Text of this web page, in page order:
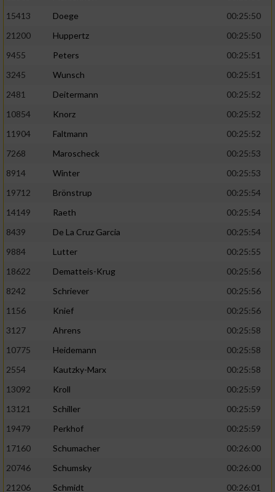
15413
Doege
00:25:50
21200
Huppertz
00:25:50
9455
Peters
00:25:51
3245
Wunsch
00:25:51
2481
Deitermann
00:25:52
10854
Knorz
00:25:52
11904
Faltmann
00:25:52
7268
Maroscheck
00:25:53
8914
Winter
00:25:53
19712
Brönstrup
00:25:54
14149
Raeth
00:25:54
8439
De La Cruz Garcia
00:25:54
9884
Lutter
00:25:55
18622
Dematteis-Krug
00:25:56
8242
Schriever
00:25:56
1156
Knief
00:25:56
3127
Ahrens
00:25:58
10775
Heidemann
00:25:58
2554
Kautzky-Marx
00:25:58
13092
Kroll
00:25:59
13121
Schiller
00:25:59
19479
Perkhof
00:25:59
17160
Schumacher
00:26:00
20746
Schumsky
00:26:00
21206
Schmidt
00:26:01
Speichern von oder Zugriff auf Informationen
auf einem Endgerät
von Werbeanzeigen
Werbung
personalisierter Werbung
von Inhalten
personalisierter Inhalte
Analyse von Zielgruppen durch Statistiken
verschiedenen Quellen
Verwendung reduzierter Daten zur Auswahl
IAB-Besonderheiten:
Verwendung genauer Standortdaten